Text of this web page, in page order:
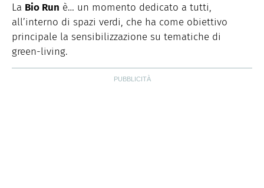
La Bio Run è… un momento dedicato a tutti,
all’interno di spazi verdi, che ha come obiettivo
principale la sensibilizzazione su tematiche di
green-living.